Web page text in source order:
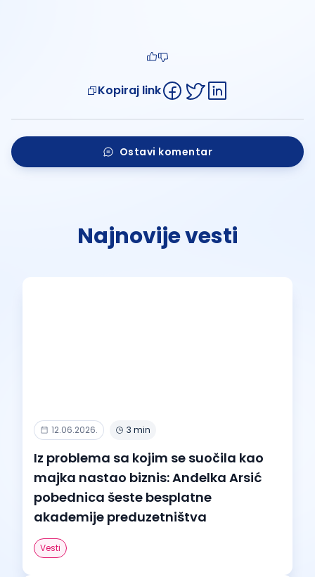
Kopiraj link
Ostavi komentar
Najnovije vesti
12.06.2026. 3 min
Iz problema sa kojim se suočila kao
majka nastao biznis: Anđelka Arsić
pobednica šeste besplatne
akademije preduzetništva
Vesti